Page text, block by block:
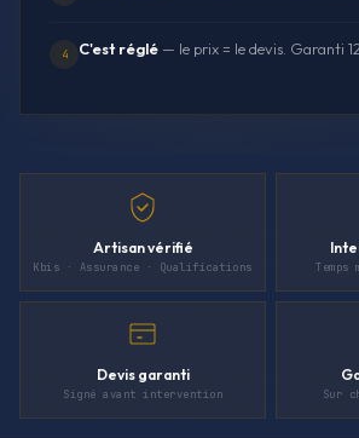
4 C'est réglé — le prix = le devis. Garanti
Artisan vérifié
Kbis · Assurance · Qualifications Temps
Devis garanti
Signé avant intervention Sur